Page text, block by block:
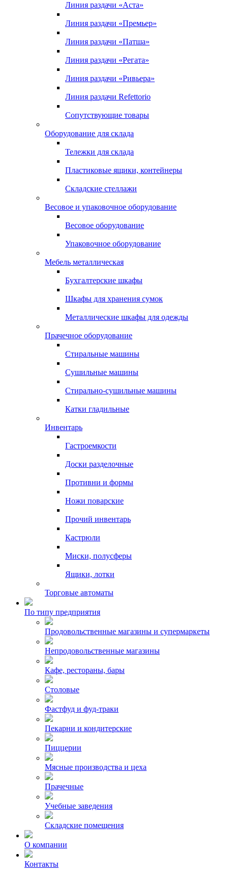
Линия раздачи «Аста»
Линия раздачи «Премьер»
Линия раздачи «Патша»
Линия раздачи «Регата»
Линия раздачи «Ривьера»
Линия раздачи Refettorio
Сопутствующие товары
Оборудование для склада
Тележки для склада
Пластиковые ящики, контейнеры
Складские стеллажи
Весовое и упаковочное оборудование
Весовое оборудование
Упаковочное оборудование
Мебель металлическая
Бухгалтерские шкафы
Шкафы для хранения сумок
Металлические шкафы для одежды
Прачечное оборудование
Стиральные машины
Сушильные машины
Стирально-сушильные машины
Катки гладильные
Инвентарь
Гастроемкости
Доски разделочные
Противни и формы
Ножи поварские
Прочий инвентарь
Кастрюли
Миски, полусферы
Ящики, лотки
Торговые автоматы
По типу предприятия
Продовольственные магазины и супермаркеты
Непродовольственные магазины
Кафе, рестораны, бары
Столовые
Фастфуд и фуд-траки
Пекарни и кондитерские
Пиццерии
Мясные производства и цеха
Прачечные
Учебные заведения
Складские помещения
О компании
Контакты